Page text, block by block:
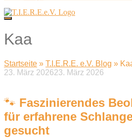
Kaa
Startseite » T.I.E.R.E. e.V. Blog »
23. März 202623. März 2026
🐾 Faszinierendes
für erfahrene
gesucht